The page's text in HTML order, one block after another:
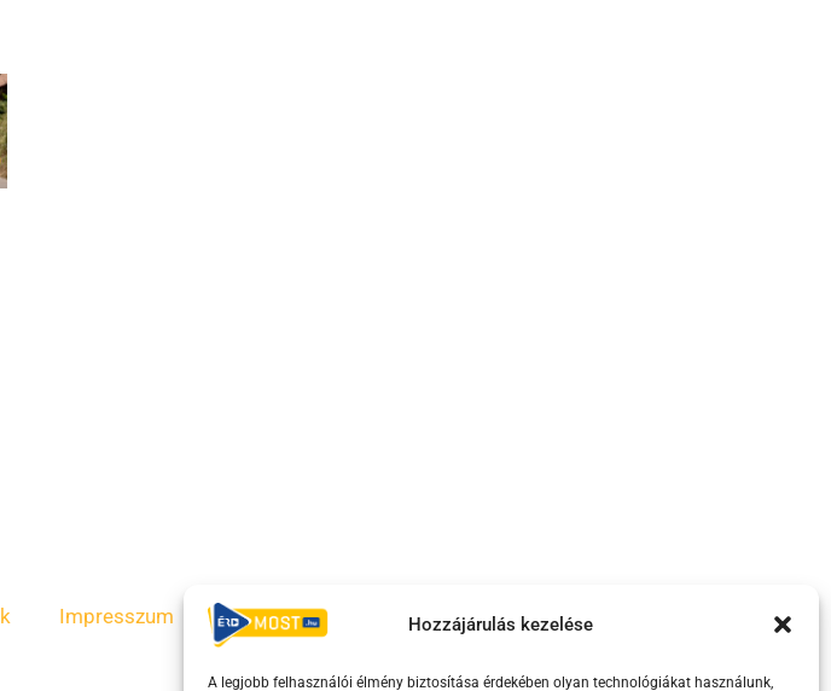
Hozzájárulás kezelése
A legjobb felhasználói élmény biztosítása érdekében olyan technológiákat használunk,
Impresszum ÁSZF Irányelvek Moderálási szabályzat